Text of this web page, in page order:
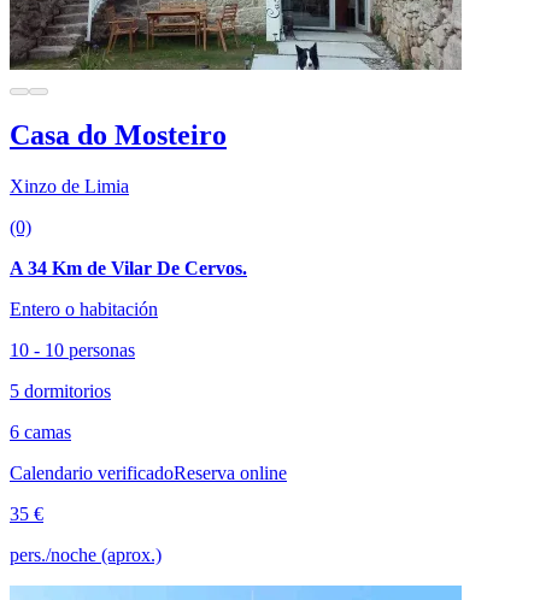
Casa do Mosteiro
Xinzo de Limia
(0)
A 34 Km de Vilar De Cervos.
Entero o habitación
10 - 10 personas
5 dormitorios
6 camas
Calendario verificadoReserva online
35 €
pers./noche (aprox.)